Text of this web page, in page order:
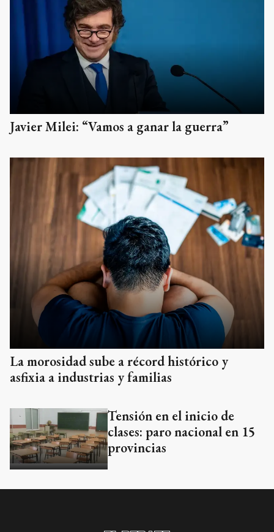
Javier Milei: “Vamos a ganar la guerra”
La morosidad sube a récord histórico y
asfixia a industrias y familias
Tensión en el inicio de
clases: paro nacional en 15
provincias